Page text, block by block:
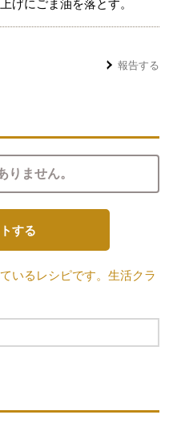
げにごま油を落とす。
報告する
りません。
する
いるレシピです。生活クラ
開きます。